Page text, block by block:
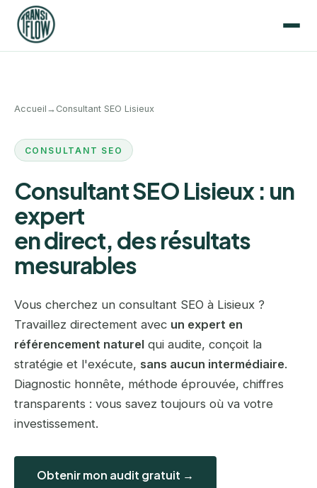
Accueil → Consultant SEO Lisieux
CONSULTANT SEO
Consultant SEO Lisieux : un
expert
en direct, des résultats
mesurables
Vous cherchez un consultant SEO à Lisieux ?
Travaillez directement avec un expert en
référencement naturel qui audite, conçoit la
stratégie et l'exécute, sans aucun intermédiaire.
Diagnostic honnête, méthode éprouvée, chiffres
transparents : vous savez toujours où va votre
investissement.
Obtenir mon audit gratuit →